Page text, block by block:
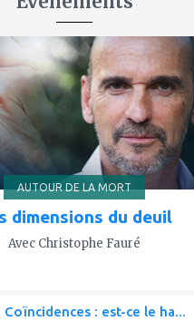
AUTOUR DE LA MORT
dimensions du deuil
Avec Christophe Fauré
Coïncidences : est-ce le ha...